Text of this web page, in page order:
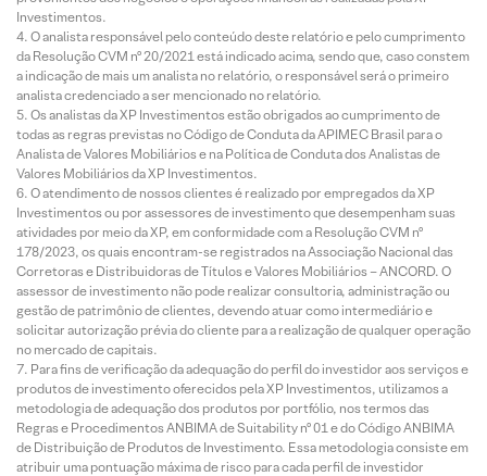
Investimentos.
O analista responsável pelo conteúdo deste relatório e pelo cumprimento
da Resolução CVM nº 20/2021 está indicado acima, sendo que, caso constem
a indicação de mais um analista no relatório, o responsável será o primeiro
analista credenciado a ser mencionado no relatório.
Os analistas da XP Investimentos estão obrigados ao cumprimento de
todas as regras previstas no Código de Conduta da APIMEC Brasil para o
Analista de Valores Mobiliários e na Política de Conduta dos Analistas de
Valores Mobiliários da XP Investimentos.
O atendimento de nossos clientes é realizado por empregados da XP
Investimentos ou por assessores de investimento que desempenham suas
atividades por meio da XP, em conformidade com a Resolução CVM nº
178/2023, os quais encontram-se registrados na Associação Nacional das
Corretoras e Distribuidoras de Títulos e Valores Mobiliários – ANCORD. O
assessor de investimento não pode realizar consultoria, administração ou
gestão de patrimônio de clientes, devendo atuar como intermediário e
solicitar autorização prévia do cliente para a realização de qualquer operação
no mercado de capitais.
Para fins de verificação da adequação do perfil do investidor aos serviços e
produtos de investimento oferecidos pela XP Investimentos, utilizamos a
metodologia de adequação dos produtos por portfólio, nos termos das
Regras e Procedimentos ANBIMA de Suitability nº 01 e do Código ANBIMA
de Distribuição de Produtos de Investimento. Essa metodologia consiste em
atribuir uma pontuação máxima de risco para cada perfil de investidor